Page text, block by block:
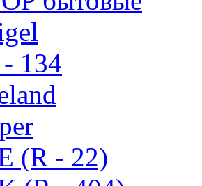
134
(R - 22)